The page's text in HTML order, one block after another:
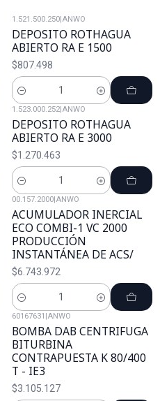
1.521.500.250 ANWO
DEPOSITO ROTHAGUA
ABIERTO RA E 1500
$807.498
Cantidad
1.523.000.252 ANWO
DEPOSITO ROTHAGUA
ABIERTO RA E 3000
$1.270.463
Cantidad
00.157.2000 ANWO
ACUMULADOR INERCIAL
ECO COMBI-1 VC 2000
PRODUCCIÓN
INSTANTÁNEA DE ACS/
$6.743.972
Cantidad
60167631 ANWO
BOMBA DAB CENTRIFUGA
BITURBINA
CONTRAPUESTA K 80/400
T - IE3
$3.105.127